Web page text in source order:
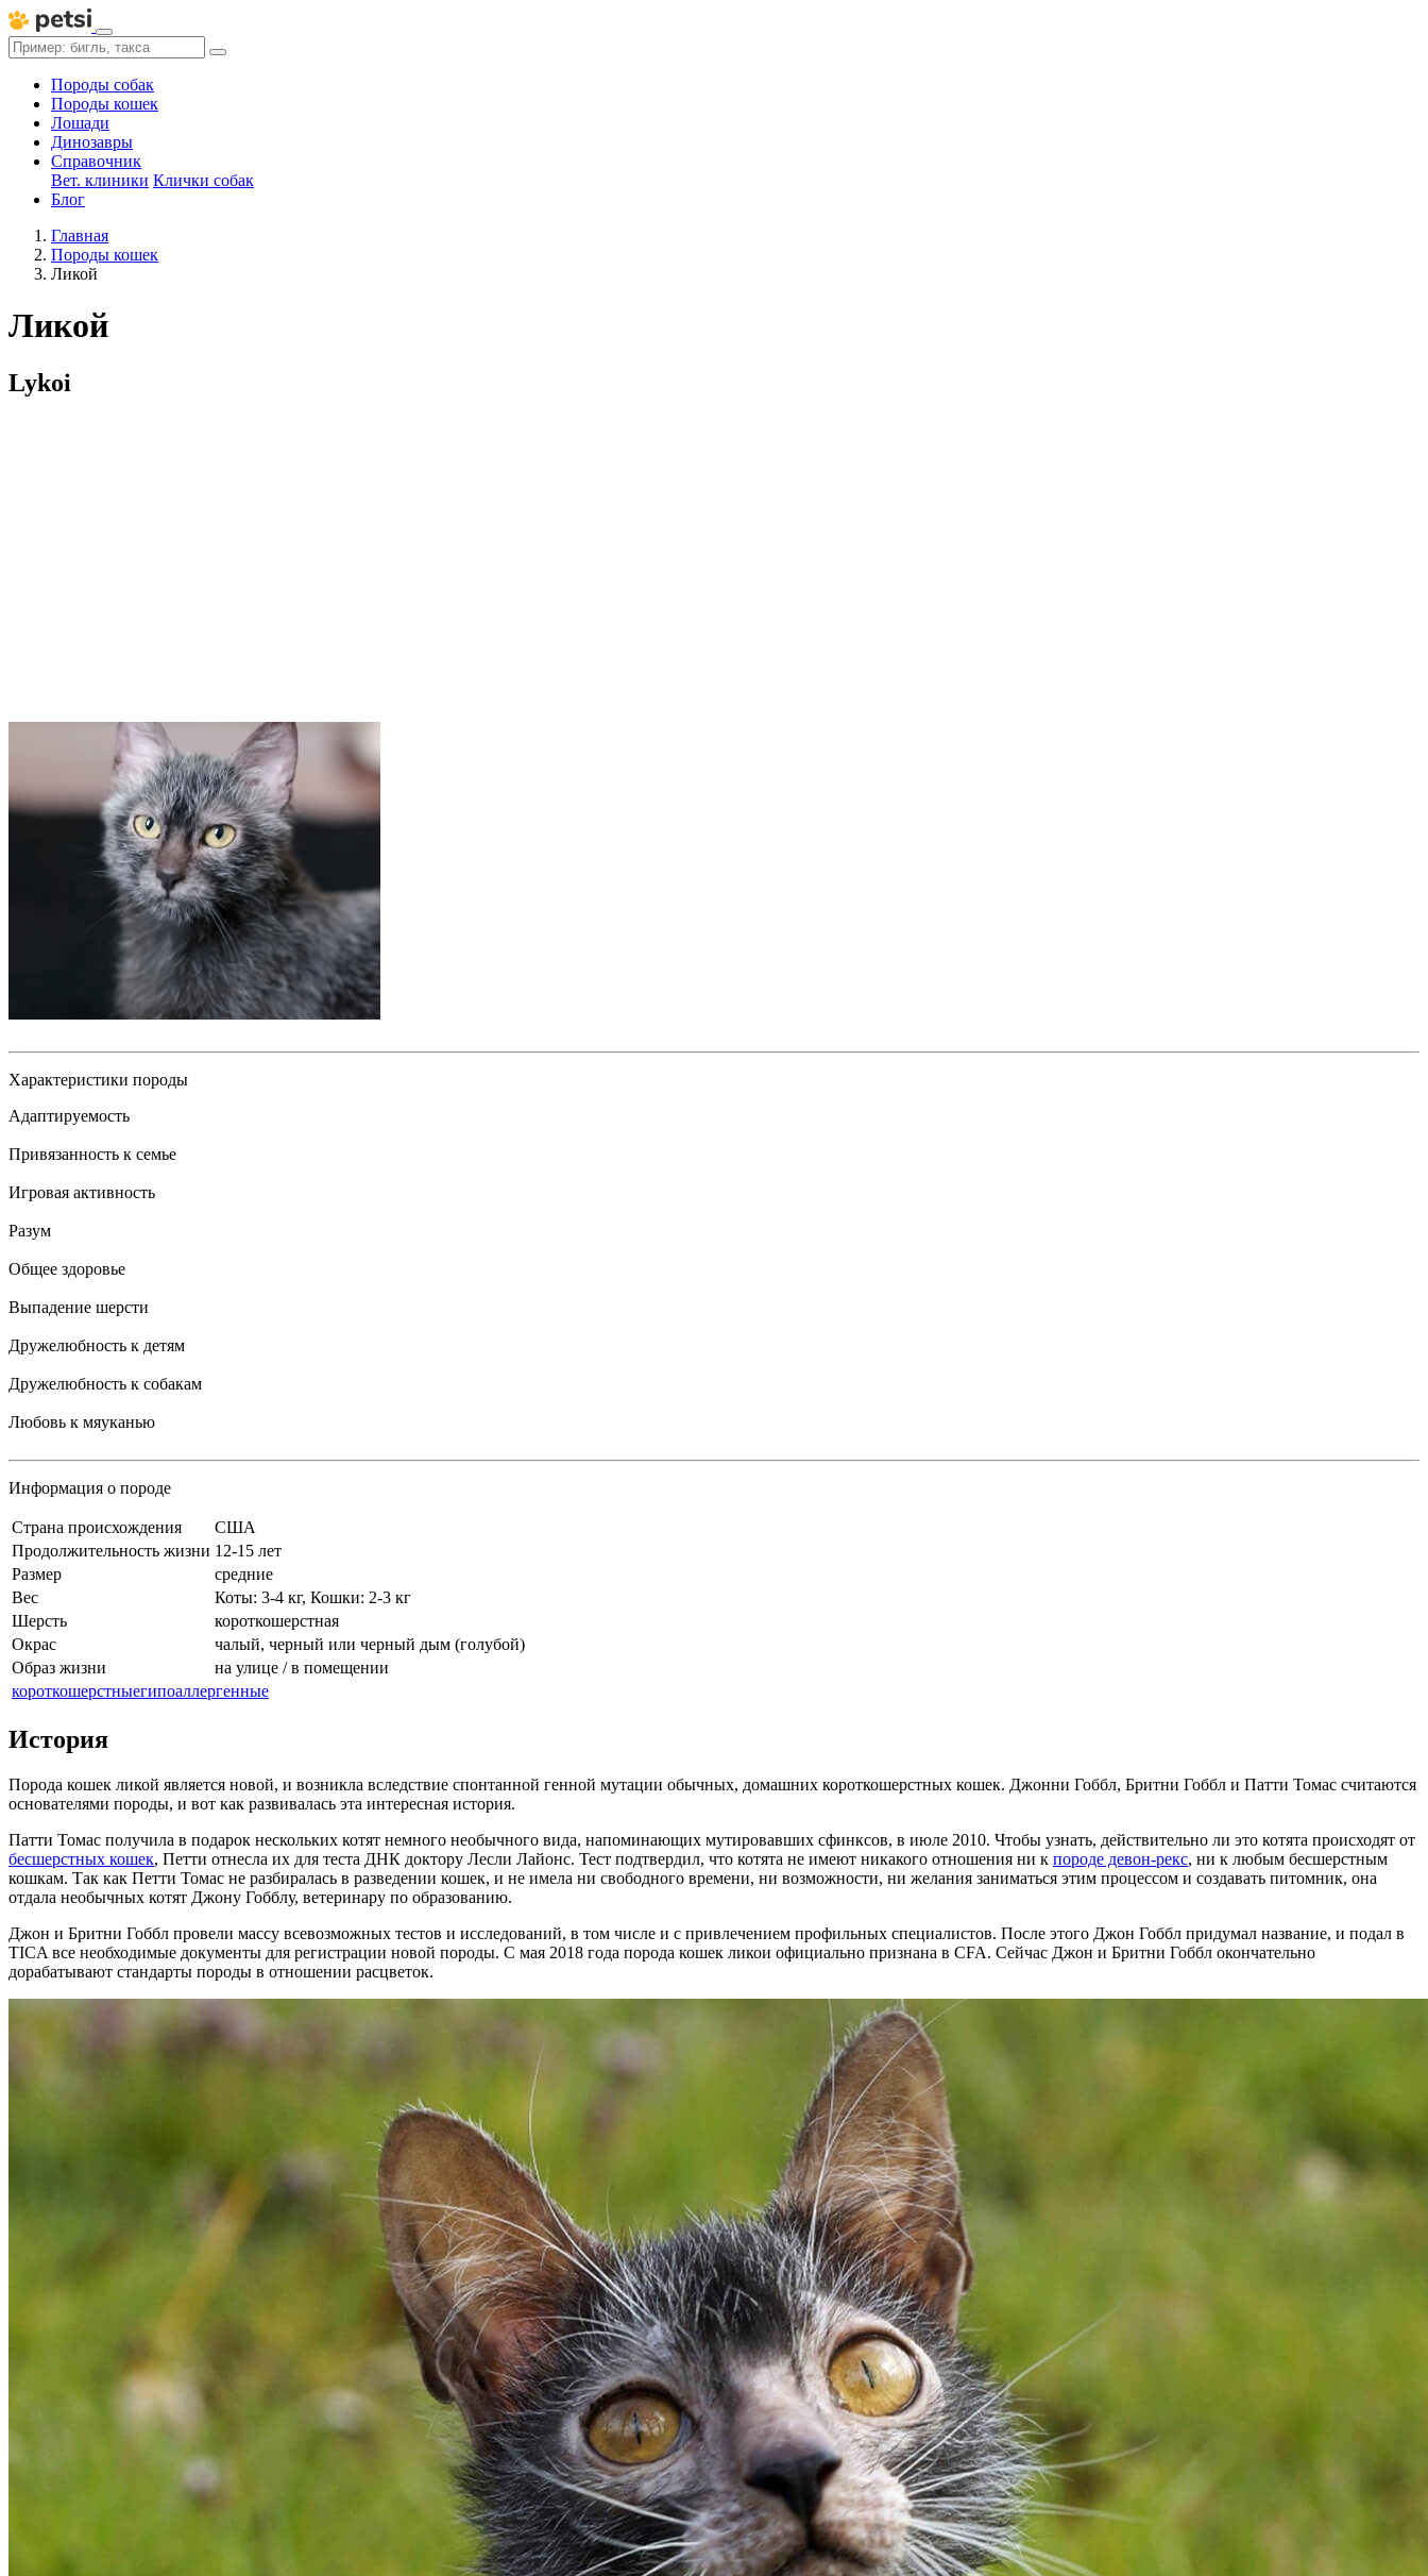
Породы собак
Породы кошек
Лошади
Динозавры
Справочник
Вет. клиники Клички собак
Блог
Главная
Породы кошек
Ликой
Ликой
Lykoi
Характеристики породы
Адаптируемость
Привязанность к семье
Игровая активность
Разум
Общее здоровье
Выпадение шерсти
Дружелюбность к детям
Дружелюбность к собакам
Любовь к мяуканью
Информация о породе
Cтрана происхождения
США
Продолжительность жизни 12-15 лет
Размер
средние
Вес
Коты: 3-4 кг, Кошки: 2-3 кг
Шерсть
короткошерстная
Окрас
чалый, черный или черный дым (голубой)
Образ жизни
на улице / в помещении
короткошерстныегипоаллергенные
История
Порода кошек ликой является новой, и возникла вследствие спонтанной генной мутации обычных, домашних короткошерстных кошек. Джонни Гоббл, Бритни Гоббл и Патти Томас считаются
основателями породы, и вот как развивалась эта интересная история.
Патти Томас получила в подарок нескольких котят немного необычного вида, напоминающих мутировавших сфинксов, в июле 2010. Чтобы узнать, действительно ли это котята происходят от
бесшерстных кошек, Петти отнесла их для теста ДНК доктору Лесли Лайонс. Тест подтвердил, что котята не имеют никакого отношения ни к породе девон-рекс, ни к любым бесшерстным
кошкам. Так как Петти Томас не разбиралась в разведении кошек, и не имела ни свободного времени, ни возможности, ни желания заниматься этим процессом и создавать питомник, она
отдала необычных котят Джону Гобблу, ветеринару по образованию.
Джон и Бритни Гоббл провели массу всевозможных тестов и исследований, в том числе и с привлечением профильных специалистов. После этого Джон Гоббл придумал название, и подал в
TICA все необходимые документы для регистрации новой породы. С мая 2018 года порода кошек ликои официально признана в CFA. Сейчас Джон и Бритни Гоббл окончательно
дорабатывают стандарты породы в отношении расцветок.